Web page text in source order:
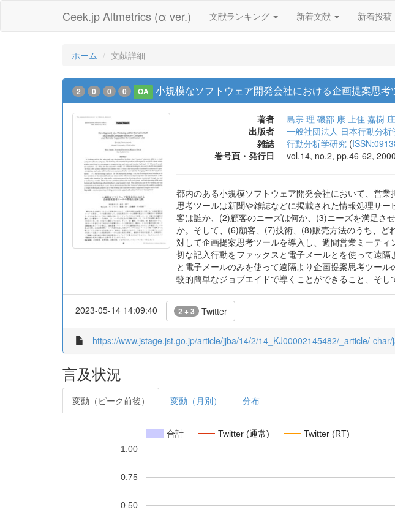
Ceek.jp Altmetrics (α ver.) 文献ランキング 新着文献 新着投稿
ホーム 文献詳細
2 0 0 0 OA 小規模なソフトウェア開発会社における企画提案思
著者 島宗 理 磯部 康 上住 嘉樹
出版者
一般社団法人 日本行動分析
雑誌
行動分析学研究 (
巻号頁・発行日
vol.14, no.2, pp.46-62,
都内のある小規模ソフトウェア開発会社において、営
思考ツールは新聞や雑誌などに掲載された情報処理サ
客は誰か、(2)顧客のニーズは何か、(3)ニーズを満足さ
か。そして、(6)顧客、(7)技術、(8)販売方法のうち、
対して企画提案思考ツールを導入し、週間営業ミーテ
切な記入行動をファックスと電子メールとを使って遠
と電子メールのみを使って遠隔より企画提案思考ツー
較的簡単なジョブエイドで導くことができること、そ
2023-05-14 14:09:40 2 + 3 Twitter
https://www.jstage.jst.go.jp/article/jjba/14/2/14_KJ00002145482/_article/-char/
言及状況
変動（ピーク前後） 変動（月別） 分布
合計 Twitter (通常) Twitter (RT)
0.50
0.75
1.00